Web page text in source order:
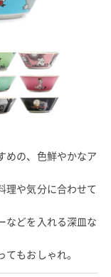
めの、色鮮やかなア
理や気分に合わせて
などを入れる深皿な
もおしゃれ。